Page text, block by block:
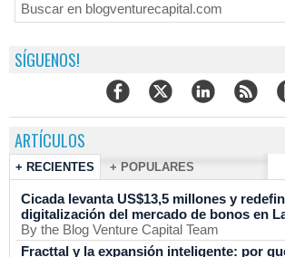
SÍGUENOS!
ARTÍCULOS
+ RECIENTES + POPULARES
Cicada levanta US$13,5 millones y
digitalización del mercado de bonos en
By the Blog Venture Capital Team
Fracttal y la expansión inteligente: por